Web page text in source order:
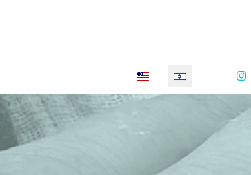
Select your language